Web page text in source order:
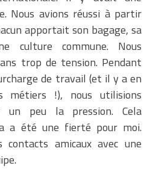
Nous avions réussi à partir
apportait son bagage, sa
culture commune. Nous
trop de tension. Pendant
de travail (et il y a en
métiers !), nous utilisions
un peu la pression. Cela
a été une fierté pour moi.
contacts amicaux avec une